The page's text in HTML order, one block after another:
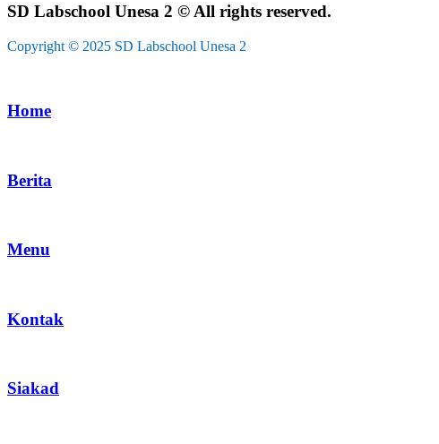
SD Labschool Unesa 2 © All rights reserved.
Copyright © 2025 SD Labschool Unesa 2
Home
Berita
Menu
Kontak
Siakad